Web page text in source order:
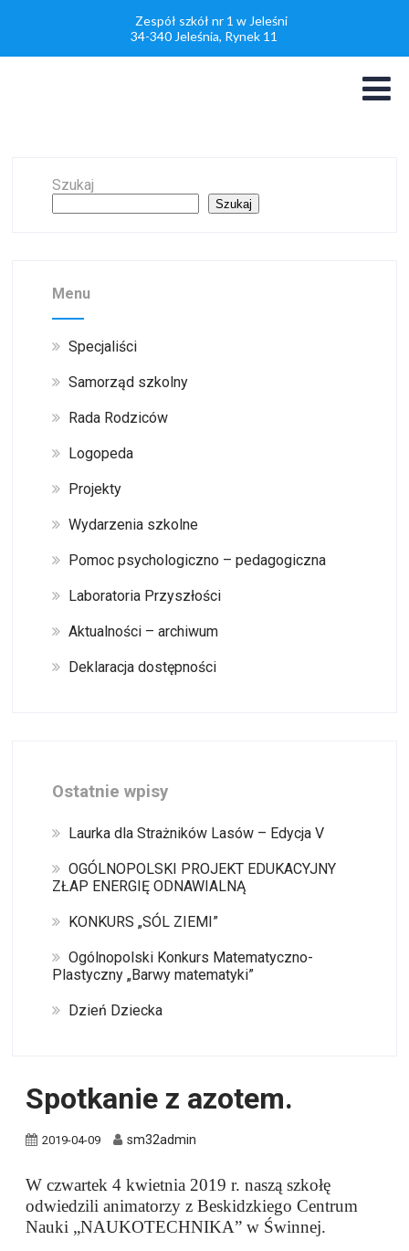
Zespół szkół nr 1 w Jeleśni
34-340 Jeleśnia, Rynek 11
Szukaj
Szukaj
Menu
Specjaliści
Samorząd szkolny
Rada Rodziców
Logopeda
Projekty
Wydarzenia szkolne
Pomoc psychologiczno – pedagogiczna
Laboratoria Przyszłości
Aktualności – archiwum
Deklaracja dostępności
Ostatnie wpisy
Laurka dla Strażników Lasów – Edycja V
OGÓLNOPOLSKI PROJEKT EDUKACYJNY
ZŁAP ENERGIĘ ODNAWIALNĄ
KONKURS „SÓL ZIEMI”
Ogólnopolski Konkurs Matematyczno-
Plastyczny „Barwy matematyki”
Dzień Dziecka
Spotkanie z azotem.
2019-04-09 sm32admin
W czwartek 4 kwietnia 2019 r. naszą szkołę
odwiedzili animatorzy z Beskidzkiego Centrum
Nauki „NAUKOTECHNIKA” w Świnnej.